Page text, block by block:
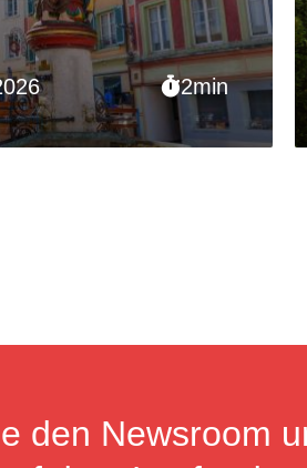
2min
den Newsroom